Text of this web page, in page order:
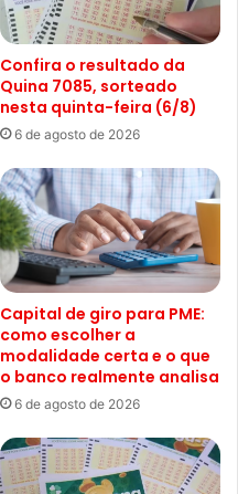
Confira o resultado da
Quina 7085, sorteado
nesta quinta-feira (6/8)
6 de agosto de 2026
Capital de giro para PME:
como escolher a
modalidade certa e o que
o banco realmente analisa
6 de agosto de 2026